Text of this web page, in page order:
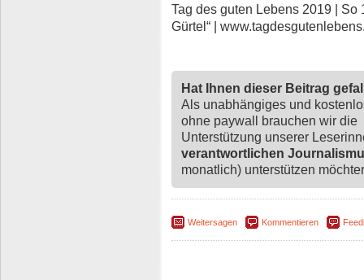
Tag des guten Lebens 2019 | So
Gürtel“ |
Hat Ihnen dieser Beitrag
Als unabhängiges und
ohne paywall brauchen wir die
Unterstützung unserer
verantwortlichen
monatlich) unterstützen
Weitersagen Kommentieren